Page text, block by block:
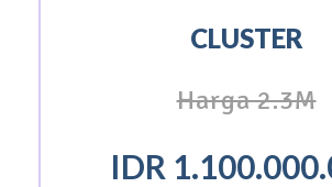
CLUSTER
Harga 2.3M
IDR